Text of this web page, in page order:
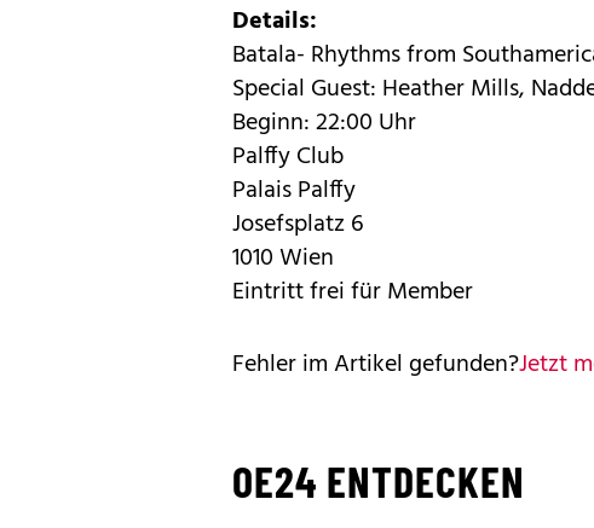
Details:
Batala- Rhythms from
Special Guest: Heather Mills,
Beginn: 22:00 Uhr
Palffy Club
Palais Palffy
Josefsplatz 6
1010 Wien
Eintritt frei für Member
Fehler im Artikel gefunden?Jetzt
OE24 ENTDECKEN